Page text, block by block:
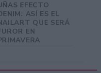
EFECTO
ASÍ ES EL
QUE SERÁ
EN